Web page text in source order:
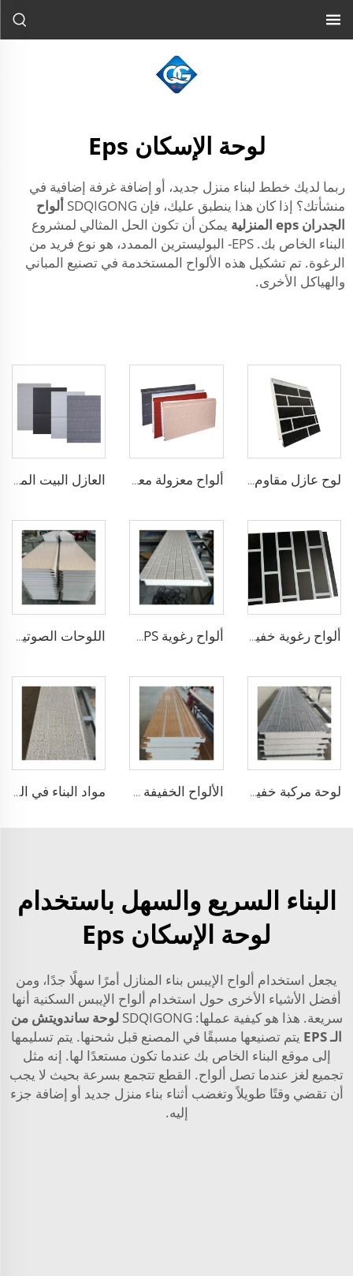
لوحة الإسكان Eps
ربما لديك خطط لبناء منزل جديد، أو إضافة غرفة إضافية في
منشأتك؟ إذا كان هذا ينطبق عليك، فإن SDQIGONG
ألواح
الجدران eps المنزلية
يمكن أن تكون الحل المثالي لمشروع
البناء الخاص بك. EPS- البوليسترين الممدد، هو نوع فريد من
الرغوة. تم تشكيل هذه الألواح المستخدمة في تصنيع المباني
والهياكل الأخرى.
لوح عازل مقاوم للماء والنار من الرغوة EPS للاستخدام الخارجي لوحة رغوة eps ألواح معزولة معدنية للعزل العازلة ألواح رغوة eps زخرفية للجدران العازل البيت المسبقة الصنع ألواح الرغوة EPS الألواح المعدنية ساندويتش لوحة الرغوة
ألواح رغوية خفيفة مقاومة للماء EPS الألواح المعزولة للجدران الخارجية الزخرفية الألواح الطوبية للمنزل ألواح رغوية EPS مقاومة للماء ألواح عازلة معدنية لوحة فاصلة للجدار من الصانع الصيني اللوحات الصوتية العازلة الألواح الحرارية المركبة الرغوة الرغوية المستخدمة في الجدران الإسمنتية والهياكل الفولاذية
لوحة مركبة خفيفة الوزن معزولة لوحة عزل خارجي للجدران EPS اللوحة المركبة للزينة الألواح الخفيفة المسبقة الصنع من الرغوة الإيبس العازلة للسقف الخارجي اللوحة المركبة المعدنية عازلة للحرارة مقاومة للصوت والحرائق مواد البناء في الصين اللوحة المركبة 100 مم اللوحة المعزولة الزخرفية سعر لوحة XPS EPS Sandwich
البناء السريع والسهل باستخدام
لوحة الإسكان Eps
يجعل استخدام ألواح الإيبس بناء المنازل أمرًا سهلًا جدًا، ومن
أفضل الأشياء الأخرى حول استخدام ألواح الإيبس السكنية أنها
سريعة. هذا هو كيفية عملها: SDQIGONG
لوحة ساندويتش من
الـ EPS
يتم تصنيعها مسبقًا في المصنع قبل شحنها. يتم تسليمها
إلى موقع البناء الخاص بك عندما تكون مستعدًا لها. إنه مثل
تجميع لغز عندما تصل ألواح. القطع تتجمع بسرعة بحيث لا يجب
أن تقضي وقتًا طويلاً وتغضب أثناء بناء منزل جديد أو إضافة جزء
إليه.